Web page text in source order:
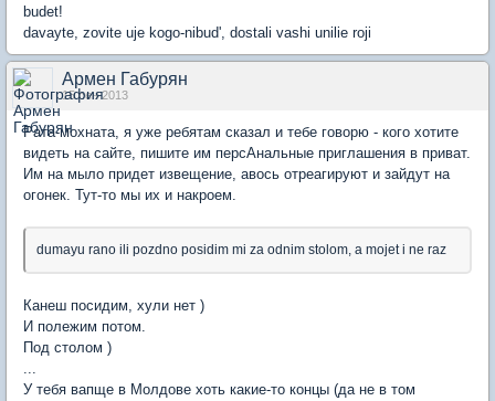
budet!
davayte, zovite uje kogo-nibud', dostali vashi unilie roji
Армен Габурян
15 сен 2013
Рата-мохната, я уже ребятам сказал и тебе говорю - кого хотите
видеть на сайте, пишите им персАнальные приглашения в приват.
Им на мыло придет извещение, авось отреагируют и зайдут на
огонек. Тут-то мы их и накроем.
dumayu rano ili pozdno posidim mi za odnim stolom, a mojet i ne raz
Канеш посидим, хули нет )
И полежим потом.
Под столом )
...
У тебя вапще в Молдове хоть какие-то концы (да не в том